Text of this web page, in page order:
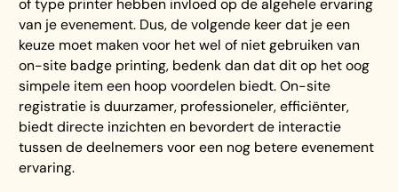
of type printer hebben invloed op de algehele ervaring
van je evenement. Dus, de volgende keer dat je een
keuze moet maken voor het wel of niet gebruiken van
on-site badge printing, bedenk dan dat dit op het oog
simpele item een hoop voordelen biedt. On-site
registratie is duurzamer, professioneler, efficiënter,
biedt directe inzichten en bevordert de interactie
tussen de deelnemers voor een nog betere evenement
ervaring.